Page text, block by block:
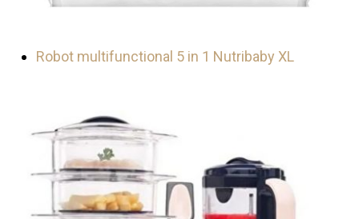
Robot multifunctional 5 in 1 Nutribaby XL